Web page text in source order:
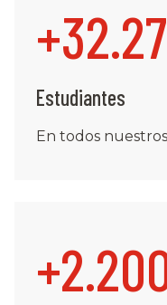
+
Estudiantes
En todos
+